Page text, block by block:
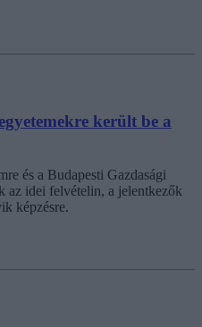
került be a
és a Budapesti Gazdasági
az idei felvételin, a jelentkezők
képzésre.